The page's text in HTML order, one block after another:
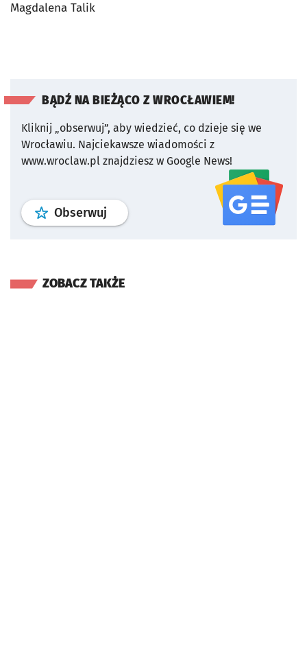
Magdalena Talik
BĄDŹ NA BIEŻĄCO Z WROCŁAWIEM!
Kliknij „obserwuj”, aby wiedzieć, co dzieje się we
Wrocławiu. Najciekawsze wiadomości z
www.wroclaw.pl znajdziesz w Google News!
Obserwuj profil serwisu
ZOBACZ TAKŻE